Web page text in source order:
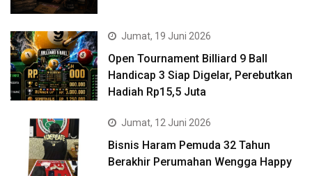
Jumat, 19 Juni 2026
Open Tournament Billiard 9 Ball
Handicap 3 Siap Digelar, Perebutkan
Hadiah Rp15,5 Juta
Jumat, 12 Juni 2026
Bisnis Haram Pemuda 32 Tahun
Berakhir Perumahan Wengga Happy